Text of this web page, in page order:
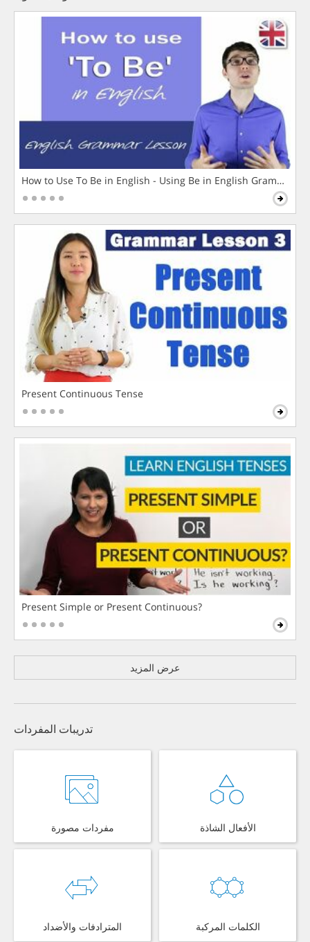
How to Use To Be in English - Using Be in English Grammar
Present Continuous Tense
Present Simple or Present Continuous?
عرض المزيد
تدريبات المفردات
مفردات مصورة الأفعال الشاذة
المترادفات والأضداد الكلمات المركبة